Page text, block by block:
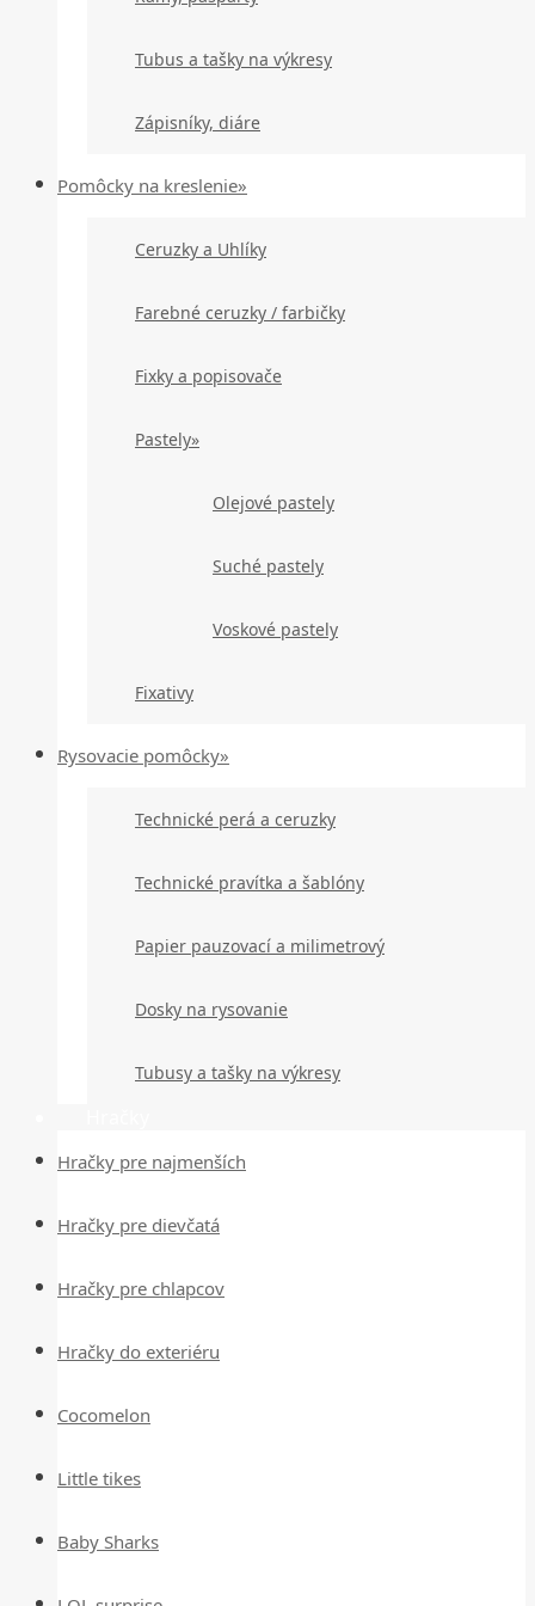
Tubus a tašky na výkresy
Zápisníky, diáre
Pomôcky na kreslenie»
Ceruzky a Uhlíky
Farebné ceruzky / farbičky
Fixky a popisovače
Pastely»
Olejové pastely
Suché pastely
Voskové pastely
Fixativy
Rysovacie pomôcky»
Technické perá a ceruzky
Technické pravítka a šablóny
Papier pauzovací a milimetrový
Dosky na rysovanie
Tubusy a tašky na výkresy
Hračky pre najmenších
Hračky pre dievčatá
Hračky pre chlapcov
Hračky do exteriéru
Cocomelon
Little tikes
Baby Sharks